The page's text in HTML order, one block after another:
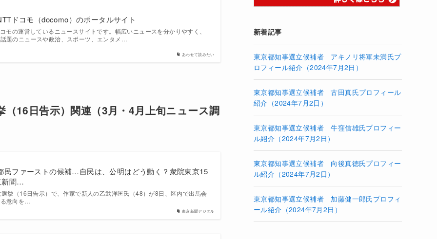
あわせて読みたい
ドコモ（docomo）のポータルサイト
モの運営しているニュースサイトです。幅広いニュースを分かりやすく、
題のニュースや政治、スポーツ、エンタメ…
16日告示）関連（3月・4月上旬ニュース調
東京新聞デジタル
民ファーストの候補…自民は、公明はどう動く？衆院東京15
新聞…
挙（16日告示）で、作家で新人の乙武洋匡氏（48）が8日、区内で出馬会
意向を…
新着記事
東京都知事選立候補者 アキノリ将軍未満氏プ
ロフィール紹介（2024年7月2日）
東京都知事選立候補者 古田真氏プロフィール
紹介（2024年7月2日）
東京都知事選立候補者 牛窪信雄氏プロフィー
ル紹介（2024年7月2日）
東京都知事選立候補者 向後真徳氏プロフィー
ル紹介（2024年7月2日）
東京都知事選立候補者 加藤健一郎氏プロフィ
ール紹介（2024年7月2日）